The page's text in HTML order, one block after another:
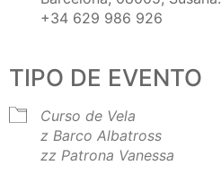
+34 629 986 926
TIPO DE EVENTO
Curso de Vela
z Barco Albatross
zz Patrona Vanessa